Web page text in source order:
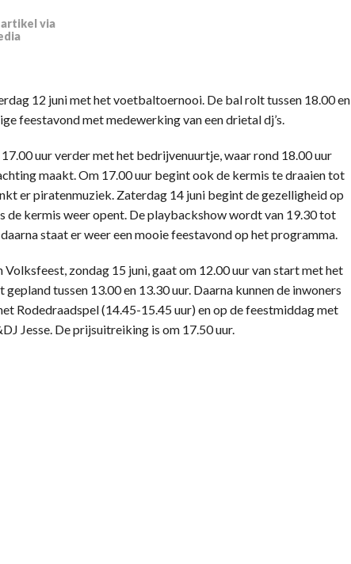
via
12 juni met het voetbaltoernooi. De bal rolt tussen 18.00 en
feestavond met medewerking van een drietal dj’s.
uur verder met het bedrijvenuurtje, waar rond 18.00 uur
maakt. Om 17.00 uur begint ook de kermis te draaien tot
er piratenmuziek. Zaterdag 14 juni begint de gezelligheid op
de kermis weer opent. De playbackshow wordt van 19.30 tot
staat er weer een mooie feestavond op het programma.
Volksfeest, zondag 15 juni, gaat om 12.00 uur van start met het
tussen 13.00 en 13.30 uur. Daarna kunnen de inwoners
Rodedraadspel (14.45-15.45 uur) en op de feestmiddag met
Jesse. De prijsuitreiking is om 17.50 uur.